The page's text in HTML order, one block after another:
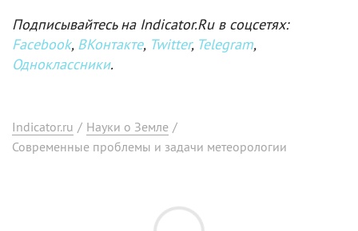
Подписывайтесь на Indicator.Ru в соцсетях:
Facebook, ВКонтакте, Twitter, Telegram,
Одноклассники.
Indicator.ru / Науки о Земле /
Современные проблемы и задачи метеорологии